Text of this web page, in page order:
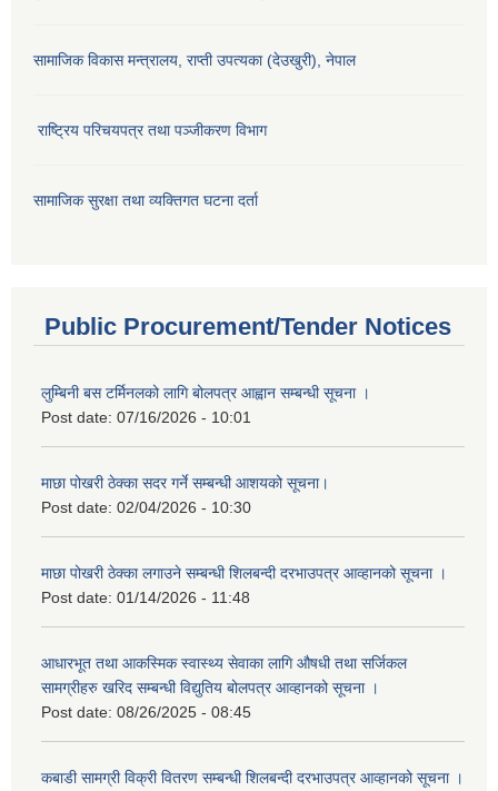
सामाजिक विकास मन्‍‍त्रालय, राप्ती उपत्यका (देउखुरी), नेपाल
राष्ट्रिय परिचयपत्र तथा पञ्जीकरण विभाग
सामाजिक सुरक्षा तथा व्यक्तिगत घटना दर्ता
Public Procurement/Tender Notices
लुम्बिनी बस टर्मिनलको लागि बोलपत्र आह्वान सम्बन्धी सूचना ।
Post date: 07/16/2026 - 10:01
माछा पोखरी ठेक्का सदर गर्ने सम्बन्धी आशयको सूचना।
Post date: 02/04/2026 - 10:30
माछा पोखरी ठेक्का लगाउने सम्बन्धी शिलबन्दी दरभाउपत्र आव्हानको सूचना ।
Post date: 01/14/2026 - 11:48
आधारभूत तथा आकस्मिक स्वास्थ्य सेवाका लागि औषधी तथा सर्जिकल
सामग्रीहरु खरिद सम्बन्धी विद्युतिय बोलपत्र आव्हानको सूचना ।
Post date: 08/26/2025 - 08:45
कबाडी सामग्री विक्री वितरण सम्बन्धी शिलबन्दी दरभाउपत्र आव्हानको सूचना ।